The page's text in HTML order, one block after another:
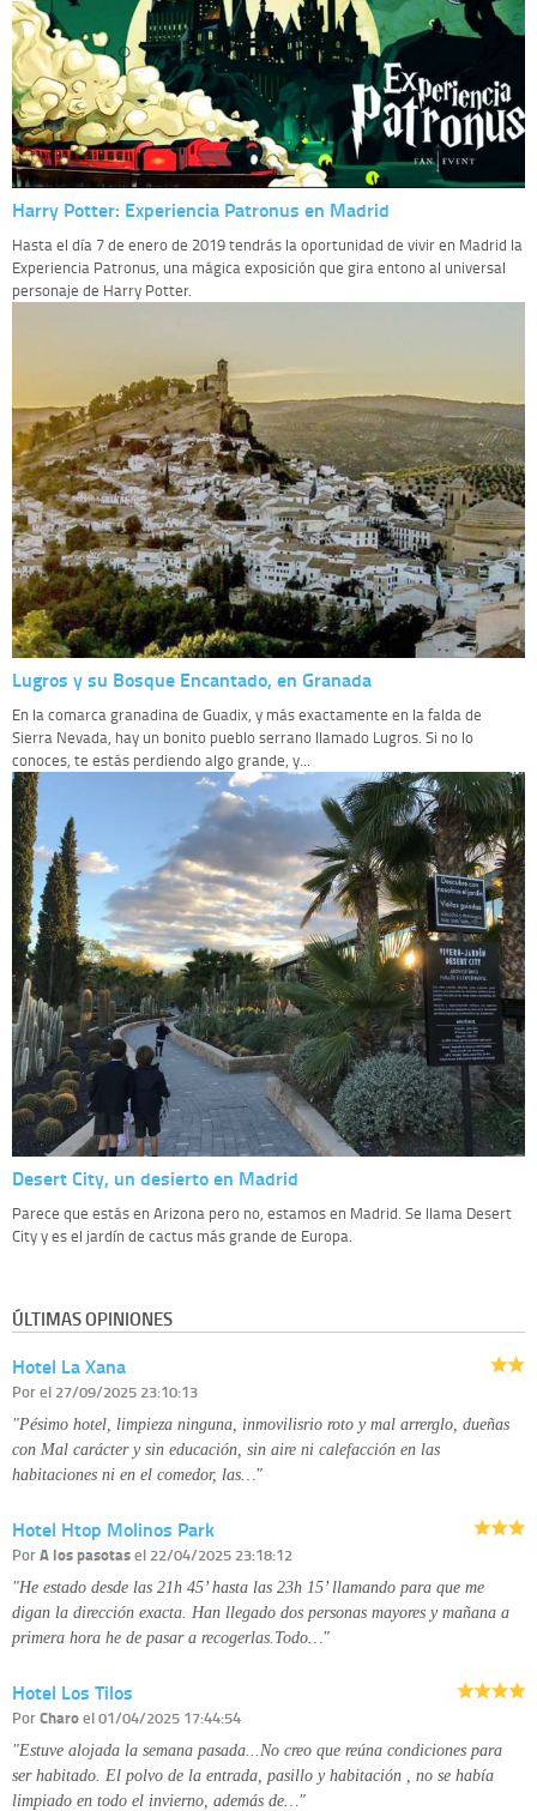
Harry Potter: Experiencia Patronus en Madrid
Hasta el día 7 de enero de 2019 tendrás la oportunidad de vivir en Madrid la
Experiencia Patronus, una mágica exposición que gira entono al universal
personaje de Harry Potter.
Lugros y su Bosque Encantado, en Granada
En la comarca granadina de Guadix, y más exactamente en la falda de
Sierra Nevada, hay un bonito pueblo serrano llamado Lugros. Si no lo
conoces, te estás perdiendo algo grande, y...
Desert City, un desierto en Madrid
Parece que estás en Arizona pero no, estamos en Madrid. Se llama Desert
City y es el jardín de cactus más grande de Europa.
ÚLTIMAS OPINIONES
Hotel La Xana
Porel 27/09/2025 23:10:13
"Pésimo hotel, limpieza ninguna, inmovilisrio roto y mal arrerglo, dueñas
con Mal carácter y sin educación, sin aire ni calefacción en las
habitaciones ni en el comedor, las…"
Hotel Htop Molinos Park
PorA los pasotasel 22/04/2025 23:18:12
"He estado desde las 21h 45’ hasta las 23h 15’ llamando para que me
digan la dirección exacta. Han llegado dos personas mayores y mañana a
primera hora he de pasar a recogerlas.Todo…"
Hotel Los Tilos
PorCharoel 01/04/2025 17:44:54
"Estuve alojada la semana pasada...No creo que reúna condiciones para
ser habitado. El polvo de la entrada, pasillo y habitación , no se había
limpiado en todo el invierno, además de…"